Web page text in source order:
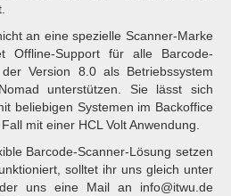
an eine spezielle Scanner-Marke
Offline-Support für alle Barcode-
Version 8.0 als Betriebssystem
unterstützen. Sie lässt sich
beliebigen Systemen im Backoffice
mit einer HCL Volt Anwendung.
Barcode-Scanner-Lösung setzen
solltet ihr uns gleich unter
uns eine Mail an info@itwu.de